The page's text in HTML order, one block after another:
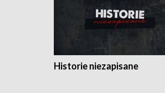
Historie niezapisane